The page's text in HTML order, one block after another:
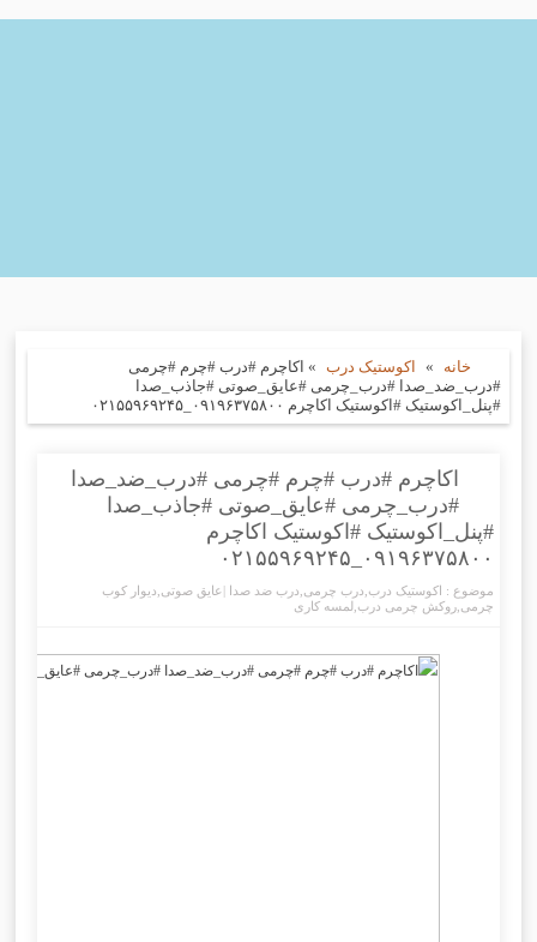
خانه » اکوستیک درب » اکاچرم #درب #چرم #چرمی
#درب_ضد_صدا #درب_چرمی #عایق_صوتی #جاذب_صدا
#پنل_اکوستیک #اکوستیک اکاچرم ۰۹۱۹۶۳۷۵۸۰۰_۰۲۱۵۵۹۶۹۲۴۵
اکاچرم #درب #چرم #چرمی #درب_ضد_صدا
#درب_چرمی #عایق_صوتی #جاذب_صدا
#پنل_اکوستیک #اکوستیک اکاچرم
۰۹۱۹۶۳۷۵۸۰۰_۰۲۱۵۵۹۶۹۲۴۵
موضوع : اکوستیک درب درب چرمی درب ضد صدا |عایق صوتی دیوار کوب
چرمی ,روکش چرمی درب لمسه کاری